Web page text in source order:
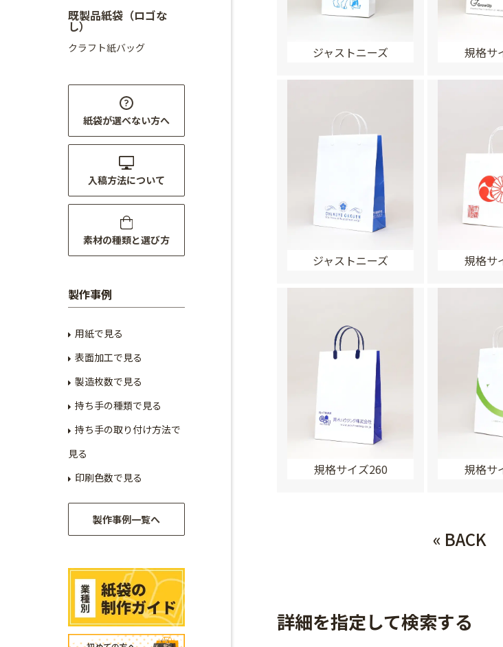
ジャストニーズ 規格サ
ジャストニーズ 規格サ
規格サイズ260 規格サ
« BACK
詳細を指定して検索する
既製品紙袋（ロゴな
し）
クラフト紙バッグ
紙袋が選べない方へ
入稿方法について
素材の種類と選び方
製作事例
用紙で見る
表面加工で見る
製造枚数で見る
持ち手の種類で見る
持ち手の取り付け方法で
見る
印刷色数で見る
製作事例一覧へ